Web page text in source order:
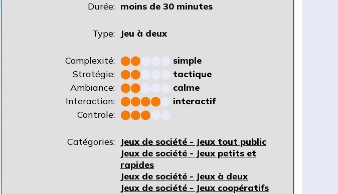
Durée: moins de 30 minutes
Type: Jeu à deux
Complexité: ⬤⬤
simple
Stratégie: ⬤⬤
tactique
Ambiance: ⬤⬤
calme
Interaction: ⬤⬤⬤⬤
interactif
Controle: ⬤⬤⬤
Catégories:
Jeux de société - Jeux tout public
Jeux de société - Jeux petits et
rapides
Jeux de société - Jeux à deux
Jeux de société - Jeux coopératifs